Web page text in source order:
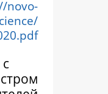
sibirsk.ru/upload/
Ознакомиться